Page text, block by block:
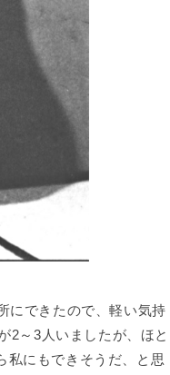
にできたので、軽い気持
2～3人いましたが、ほと
私にもできそうだ、と思